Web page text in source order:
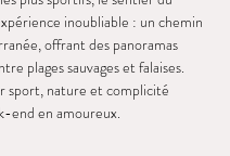
inoubliable : un chemin
offrant des panoramas
plages sauvages et falaises.
sport, nature et complicité
end en amoureux.